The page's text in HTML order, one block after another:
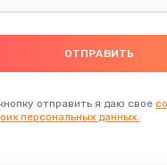
отправить я даю свое
персональных данных.